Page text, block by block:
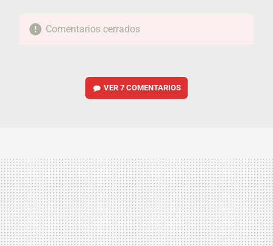
Comentarios cerrados
VER7 COMENTARIOS